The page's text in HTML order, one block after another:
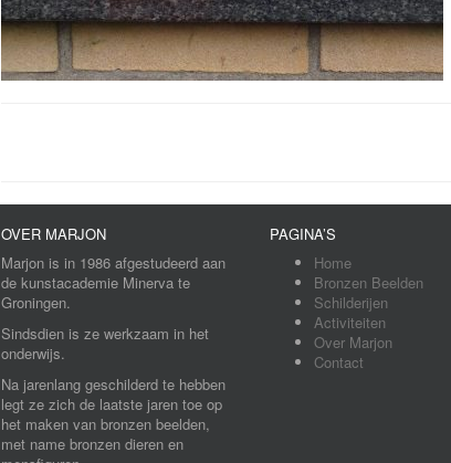
OVER MARJON
Marjon is in 1986 afgestudeerd aan
de kunstacademie Minerva te
Groningen.
Sindsdien is ze werkzaam in het
onderwijs.
Na jarenlang geschilderd te hebben
legt ze zich de laatste jaren toe op
het maken van bronzen beelden,
met name bronzen dieren en
PAGINA’S
Home
Bronzen Beelden
Schilderijen
Activiteiten
Over Marjon
Contact